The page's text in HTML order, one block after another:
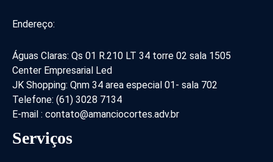
Endereço:
Águas Claras: Qs 01 R.210 LT 34 torre 02 sala 1505
Center Empresarial Led
JK Shopping: Qnm 34 area especial 01- sala 702
Telefone: (61) 3028 7134
E-mail : contato@amanciocortes.adv.br
Serviços